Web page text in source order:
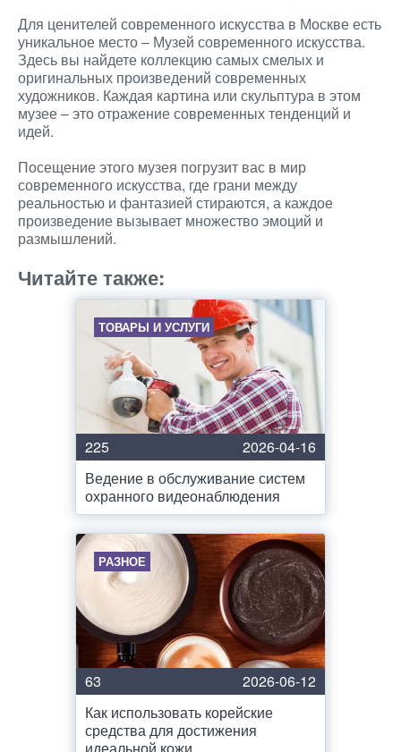
Для ценителей современного искусства в Москве есть
уникальное место – Музей современного искусства.
Здесь вы найдете коллекцию самых смелых и
оригинальных произведений современных
художников. Каждая картина или скульптура в этом
музее – это отражение современных тенденций и
идей.
Посещение этого музея погрузит вас в мир
современного искусства, где грани между
реальностью и фантазией стираются, а каждое
произведение вызывает множество эмоций и
размышлений.
Читайте также:
ТОВАРЫ И УСЛУГИ
225
2026-04-16
Ведение в обслуживание систем
охранного видеонаблюдения
РАЗНОЕ
63
2026-06-12
Как использовать корейские
средства для достижения